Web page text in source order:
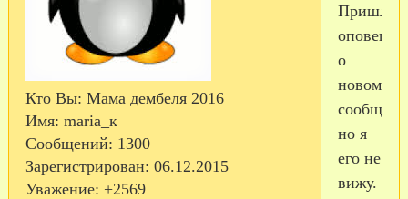
Кто Вы: Мама дембеля 2016
Имя: maria_к
Сообщений: 1300
Зарегистрирован: 06.12.2015
Уважение: +2569
Пришло
о
новом
но я
его не
вижу.